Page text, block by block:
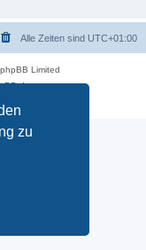
zu
Alle Zeiten sind UTC+01:00
Limited